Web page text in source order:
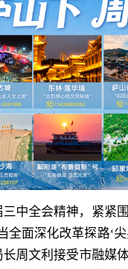
中全会精神，紧紧
全面深化改革探路‘
周文利接受市融媒